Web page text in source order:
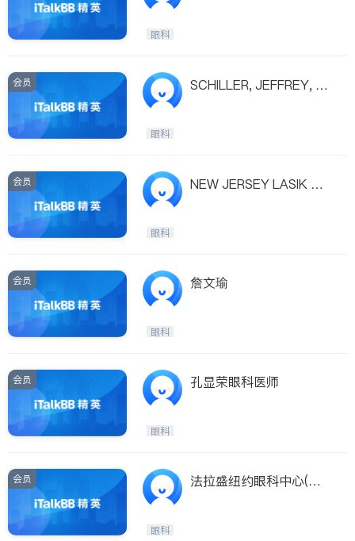
眼科
会员
SCHILLER, JEFFREY, M.
眼科
会员
NEW JERSEY LASIK CE
眼科
会员 詹文瑜
眼科
会员 孔显荣眼科医师
眼科
会员
法拉盛纽约眼科中心(法
眼科